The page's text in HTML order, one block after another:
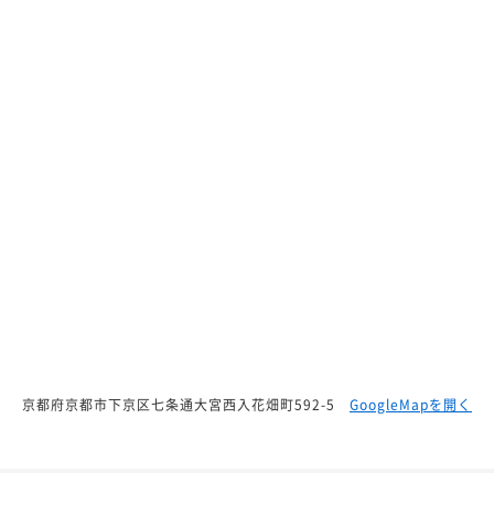
京都府京都市下京区七条通大宮西入花畑町592-5 GoogleMapを開く